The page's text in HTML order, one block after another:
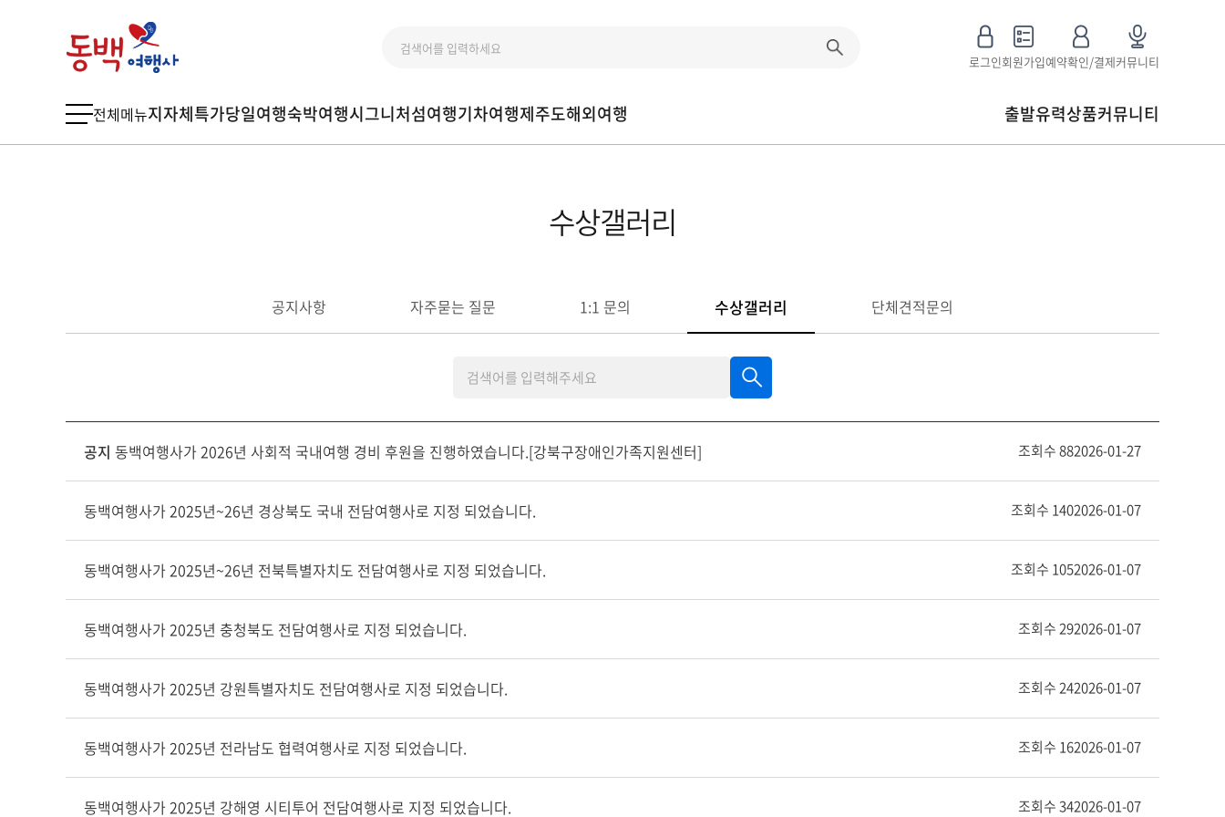
로그인회원가입예약확인/결제커뮤니티
전체메뉴지자체특가당일여행숙박여행시그니처섬여행기차여행제주도해외여행 출발유력상품커뮤니티
수상갤러리
공지사항 자주묻는 질문 1:1 문의 수상갤러리 단체견적문의
공지 동백여행사가 2026년 사회적 국내여행 경비 후원을 진행하였습니다.[강북구장애인가족지원센터] 조회수 882026-01-27
동백여행사가 2025년~26년 경상북도 국내 전담여행사로 지정 되었습니다. 조회수 1402026-01-07
동백여행사가 2025년~26년 전북특별자치도 전담여행사로 지정 되었습니다. 조회수 1052026-01-07
동백여행사가 2025년 충청북도 전담여행사로 지정 되었습니다. 조회수 292026-01-07
동백여행사가 2025년 강원특별자치도 전담여행사로 지정 되었습니다. 조회수 242026-01-07
동백여행사가 2025년 전라남도 협력여행사로 지정 되었습니다. 조회수 162026-01-07
동백여행사가 2025년 강해영 시티투어 전담여행사로 지정 되었습니다. 조회수 342026-01-07